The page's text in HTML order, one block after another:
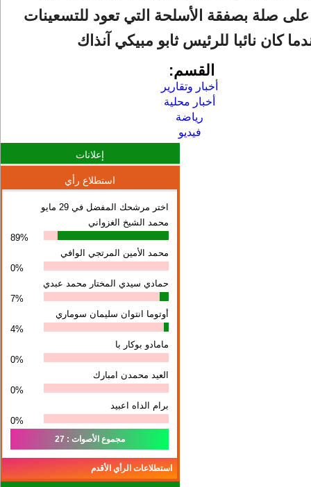
صلة بصفقة الأسلحة التي تعود للتسعينات
كان نائبا للرئيس ثابو مبيكي آنذاك
القسم:
أخبار وتقارير
أخبار محلية
رياضة
فيديو
إعلانات
استطلاع رأي
اختر مرشحك المفضل في 29 مايو
محمد الشيخ الغزواني
89%
محمد الأمين المرتجي الوافي
0%
حمادي سيدي المختار محمد عبدي
7%
أوتوما انتوان سلیمان سوماري
4%
مامادو بوكار با
0%
العيد محمدن امبارك
0%
برام الداه اعبيد
0%
مجموع الأصوات : 27
استطلاعات الرأي الأقدم